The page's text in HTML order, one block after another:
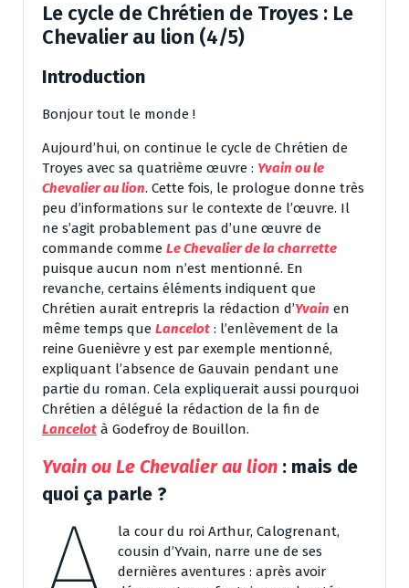
Le cycle de Chrétien de Troyes : Le
Chevalier au lion (4/5)
Introduction
Bonjour tout le monde !
Aujourd’hui, on continue le cycle de Chrétien de
Troyes avec sa quatrième œuvre : Yvain ou le
Chevalier au lion. Cette fois, le prologue donne très
peu d’informations sur le contexte de l’œuvre. Il
ne s’agit probablement pas d’une œuvre de
commande comme Le Chevalier de la charrette
puisque aucun nom n’est mentionné. En
revanche, certains éléments indiquent que
Chrétien aurait entrepris la rédaction d’Yvain en
même temps que Lancelot : l’enlèvement de la
reine Guenièvre y est par exemple mentionné,
expliquant l’absence de Gauvain pendant une
partie du roman. Cela expliquerait aussi pourquoi
Chrétien a délégué la rédaction de la fin de
Lancelot à Godefroy de Bouillon.
Yvain ou Le Chevalier au lion : mais de
quoi ça parle ?
la cour du roi Arthur, Calogrenant,
cousin d’Yvain, narre une de ses
dernières aventures : après avoir